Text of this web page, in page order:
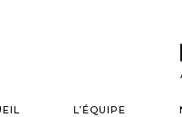
L’ÉQUIPE